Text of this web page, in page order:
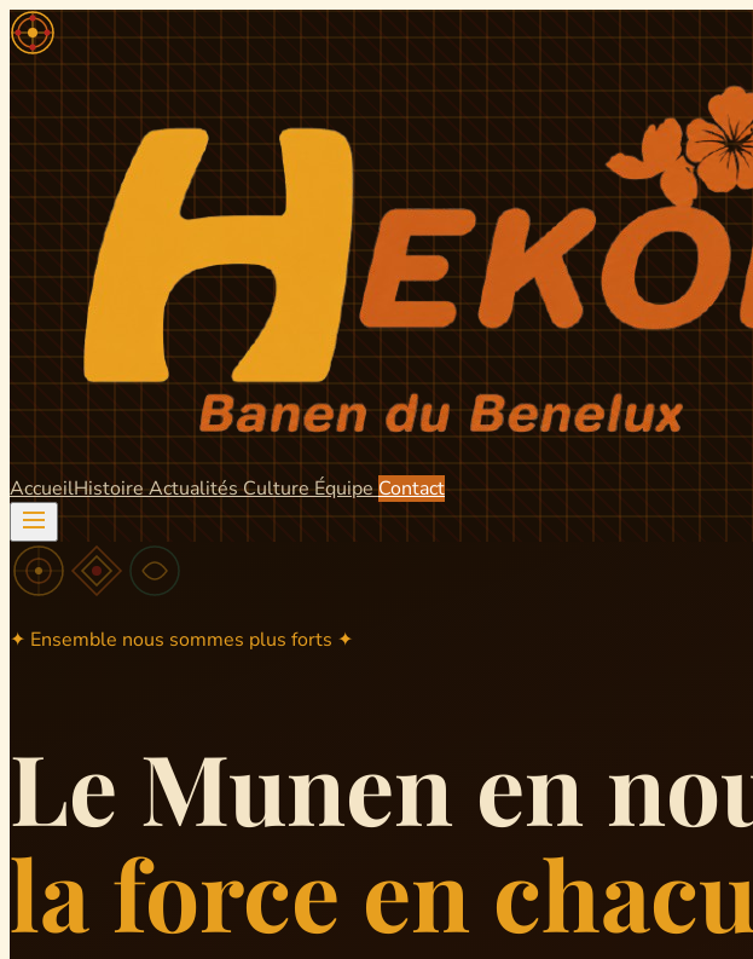
AccueilHistoire ActualitésCulture Équipe Contact
✦ Ensemble nous sommes plus forts ✦
Le Munen en
la force en